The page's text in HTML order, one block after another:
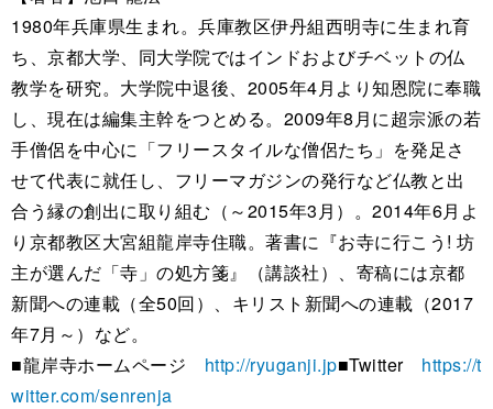
1980年兵庫県生まれ。兵庫教区伊丹組西明寺に生まれ育
ち、京都大学、同大学院ではインドおよびチベットの仏
教学を研究。大学院中退後、2005年4月より知恩院に奉職
し、現在は編集主幹をつとめる。2009年8月に超宗派の若
手僧侶を中心に「フリースタイルな僧侶たち」を発足さ
せて代表に就任し、フリーマガジンの発行など仏教と出
合う縁の創出に取り組む（～2015年3月）。2014年6月よ
り京都教区大宮組龍岸寺住職。著書に『お寺に行こう! 坊
主が選んだ「寺」の処方箋』（講談社）、寄稿には京都
新聞への連載（全50回）、キリスト新聞への連載（2017
年7月～）など。
■龍岸寺ホームページ http://ryuganji.jp■Twitter https://t
witter.com/senrenja